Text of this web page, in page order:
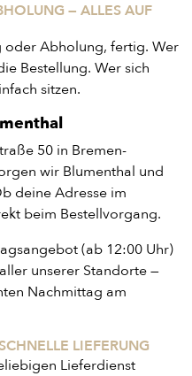
ZEUG
— ALLES AUF
oder Abholung, fertig. Wer
Bestellung. Wer sich
sitzen.
50 in Bremen-
wir Blumenthal und
deine Adresse im
beim Bestellvorgang.
(ab 12:00 Uhr)
unserer Standorte —
Nachmittag am
LIEFERUNG
Lieferdienst